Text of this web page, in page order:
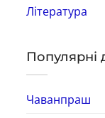
Література
Популярні
Чаванпраш